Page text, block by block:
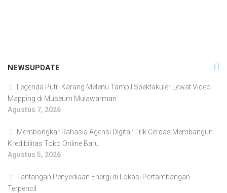
NEWSUPDATE
Legenda Putri Karang Melenu Tampil Spektakuler Lewat Video
Mapping di Museum Mulawarman
Agustus 7, 2026
Membongkar Rahasia Agensi Digital: Trik Cerdas Membangun
Kredibilitas Toko Online Baru
Agustus 5, 2026
Tantangan Penyediaan Energi di Lokasi Pertambangan
Terpencil